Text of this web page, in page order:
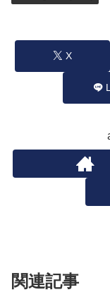
X
関連記事